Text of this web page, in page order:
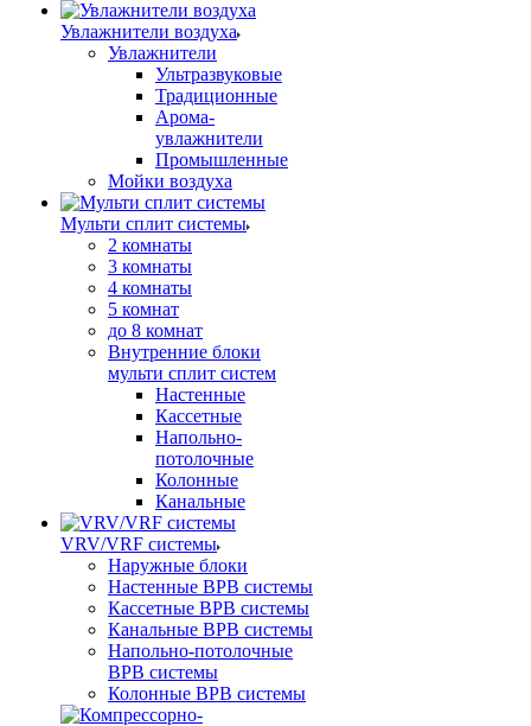
Увлажнители воздуха
Увлажнители
Ультразвуковые
Традиционные
Арома-
увлажнители
Промышленные
Мойки воздуха
Мульти сплит системы
2 комнаты
3 комнаты
4 комнаты
5 комнат
до 8 комнат
Внутренние блоки
мульти сплит систем
Настенные
Кассетные
Напольно-
потолочные
Колонные
Канальные
VRV/VRF системы
Наружные блоки
Настенные ВРВ системы
Кассетные ВРВ системы
Канальные ВРВ системы
Напольно-потолочные
ВРВ системы
Колонные ВРВ системы